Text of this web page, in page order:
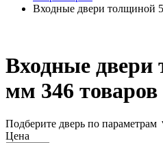
Входные двери толщиной
Входные двери
мм 346 товаров
Подберите дверь по параметрам
Цена